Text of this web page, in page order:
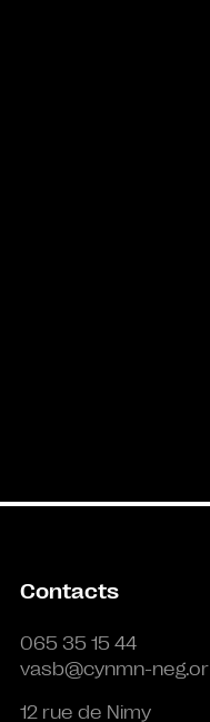
Contacts
065 35 15 44
vasb@cynmn-neg.or
12 rue de Nimy